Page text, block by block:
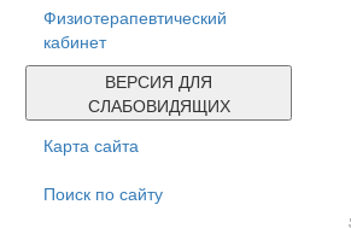
Физиотерапевтический
кабинет
ВЕРСИЯ ДЛЯ
СЛАБОВИДЯЩИХ
Карта сайта
Поиск по сайту